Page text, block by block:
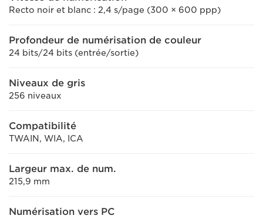
Recto noir et blanc : 2,4 s/page (300 × 600 ppp)
Profondeur de numérisation de couleur
24 bits/24 bits (entrée/sortie)
Niveaux de gris
256 niveaux
Compatibilité
TWAIN, WIA, ICA
Largeur max. de num.
215,9 mm
Numérisation vers PC